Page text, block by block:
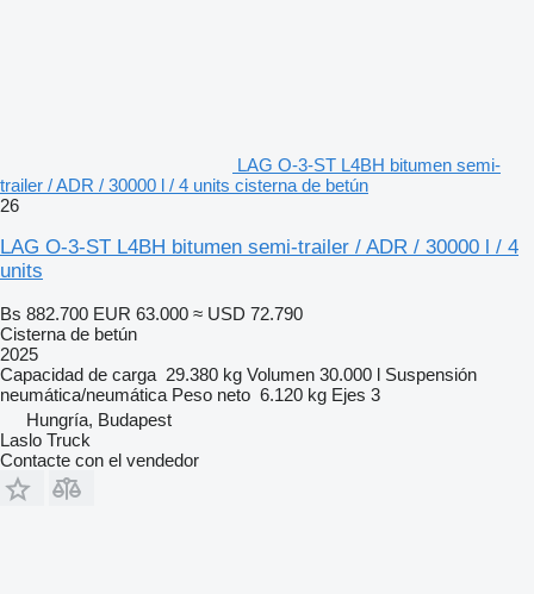
LAG O-3-ST L4BH bitumen semi-
trailer / ADR / 30000 l / 4 units cisterna de betún
26
LAG O-3-ST L4BH bitumen semi-trailer / ADR / 30000 l / 4
units
Bs 882.700 EUR 63.000 ≈ USD 72.790
Cisterna de betún
2025
Capacidad de carga 29.380 kg Volumen 30.000 l Suspensión
neumática/neumática Peso neto 6.120 kg Ejes 3
Hungría, Budapest
Laslo Truck
Contacte con el vendedor